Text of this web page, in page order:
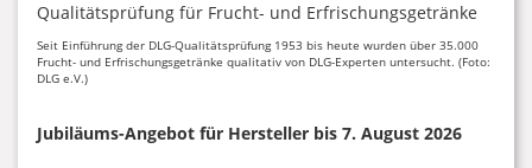
Seit Einführung der DLG-Qualitätsprüfung 1953 bis heute wurden über 35.000
Frucht- und Erfrischungsgetränke qualitativ von DLG-Experten untersucht. (Foto:
DLG e.V.)
Jubiläums-Angebot für Hersteller bis 7. August 2026